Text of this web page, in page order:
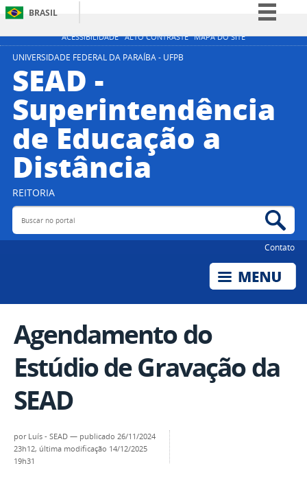
ACESSIBILIDADE ALTO CONTRASTE MAPA DO SITE
BRASIL
Simplifique!
Acesso à informação
Legislação
Canais
UNIVERSIDADE FEDERAL DA PARAÍBA - UFPB
SEAD -
Superintendência
de Educação a
Distância
REITORIA
Buscar no portal
Contato
Agendamento do
Estúdio de Gravação da
SEAD
por Luís - SEAD — publicado 26/11/2024
23h12, última modificação 14/12/2025
19h31